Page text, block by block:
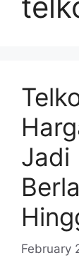
Jadi
February